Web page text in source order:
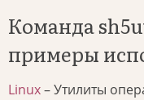
Команда
примеры
Linux– Утилиты